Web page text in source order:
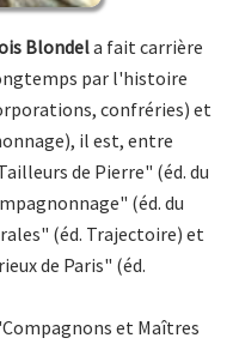
Blondela fait carrière
par l'histoire
confréries) et
il est, entre
de Pierre" (éd. du
(éd. du
(éd. Trajectoire) et
de Paris" (éd.
et Maîtres